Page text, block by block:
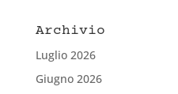
Archivio
Luglio 2026
Giugno 2026